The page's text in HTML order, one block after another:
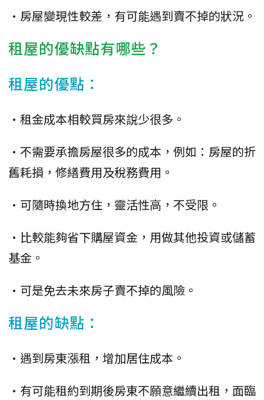
•房屋變現性較差，有可能遇到賣不掉的狀況。
租屋的優缺點有哪些？
租屋的優點：
•租金成本相較買房來說少很多。
•不需要承擔房屋很多的成本，例如：房屋的折
舊耗損，修繕費用及稅務費用。
•可隨時換地方住，靈活性高，不受限。
•比較能夠省下購屋資金，用做其他投資或儲蓄
基金。
•可是免去未來房子賣不掉的風險。
租屋的缺點：
•遇到房東漲租，增加居住成本。
•有可能租約到期後房東不願意繼續出租，面臨